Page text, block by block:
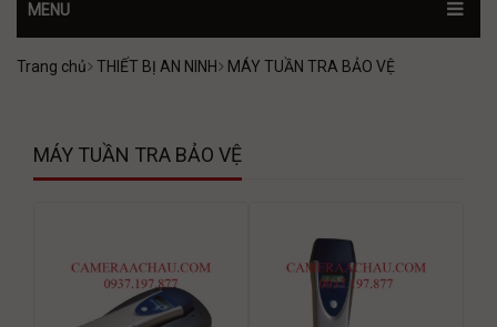
MENU
Trang chủ THIẾT BỊ AN NINH MÁY TUẦN TRA BẢO VỆ
MÁY TUẦN TRA BẢO VỆ